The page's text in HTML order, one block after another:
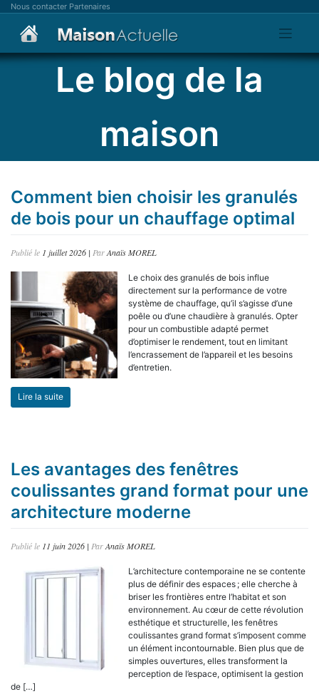
Skip
content
Nous contacter Partenaires
Le blog de la
maison
Comment bien choisir les granulés
de bois pour un chauffage optimal
Publié le 1 juillet 2026 | ParAnaïs MOREL
Le choix des granulés de bois influe
directement sur la performance de votre
système de chauffage, qu’il s’agisse d’une
poêle ou d’une chaudière à granulés. Opter
pour un combustible adapté permet
d’optimiser le rendement, tout en limitant
l’encrassement de l’appareil et les besoins
d’entretien.
Lire la suite
Les avantages des fenêtres
coulissantes grand format pour une
architecture moderne
Publié le 11 juin 2026 | ParAnaïs MOREL
L’architecture contemporaine ne se contente
plus de définir des espaces ; elle cherche à
briser les frontières entre l’habitat et son
environnement. Au cœur de cette révolution
esthétique et structurelle, les fenêtres
coulissantes grand format s’imposent comme
un élément incontournable. Bien plus que de
simples ouvertures, elles transforment la
perception de l’espace, optimisent la gestion
de […]